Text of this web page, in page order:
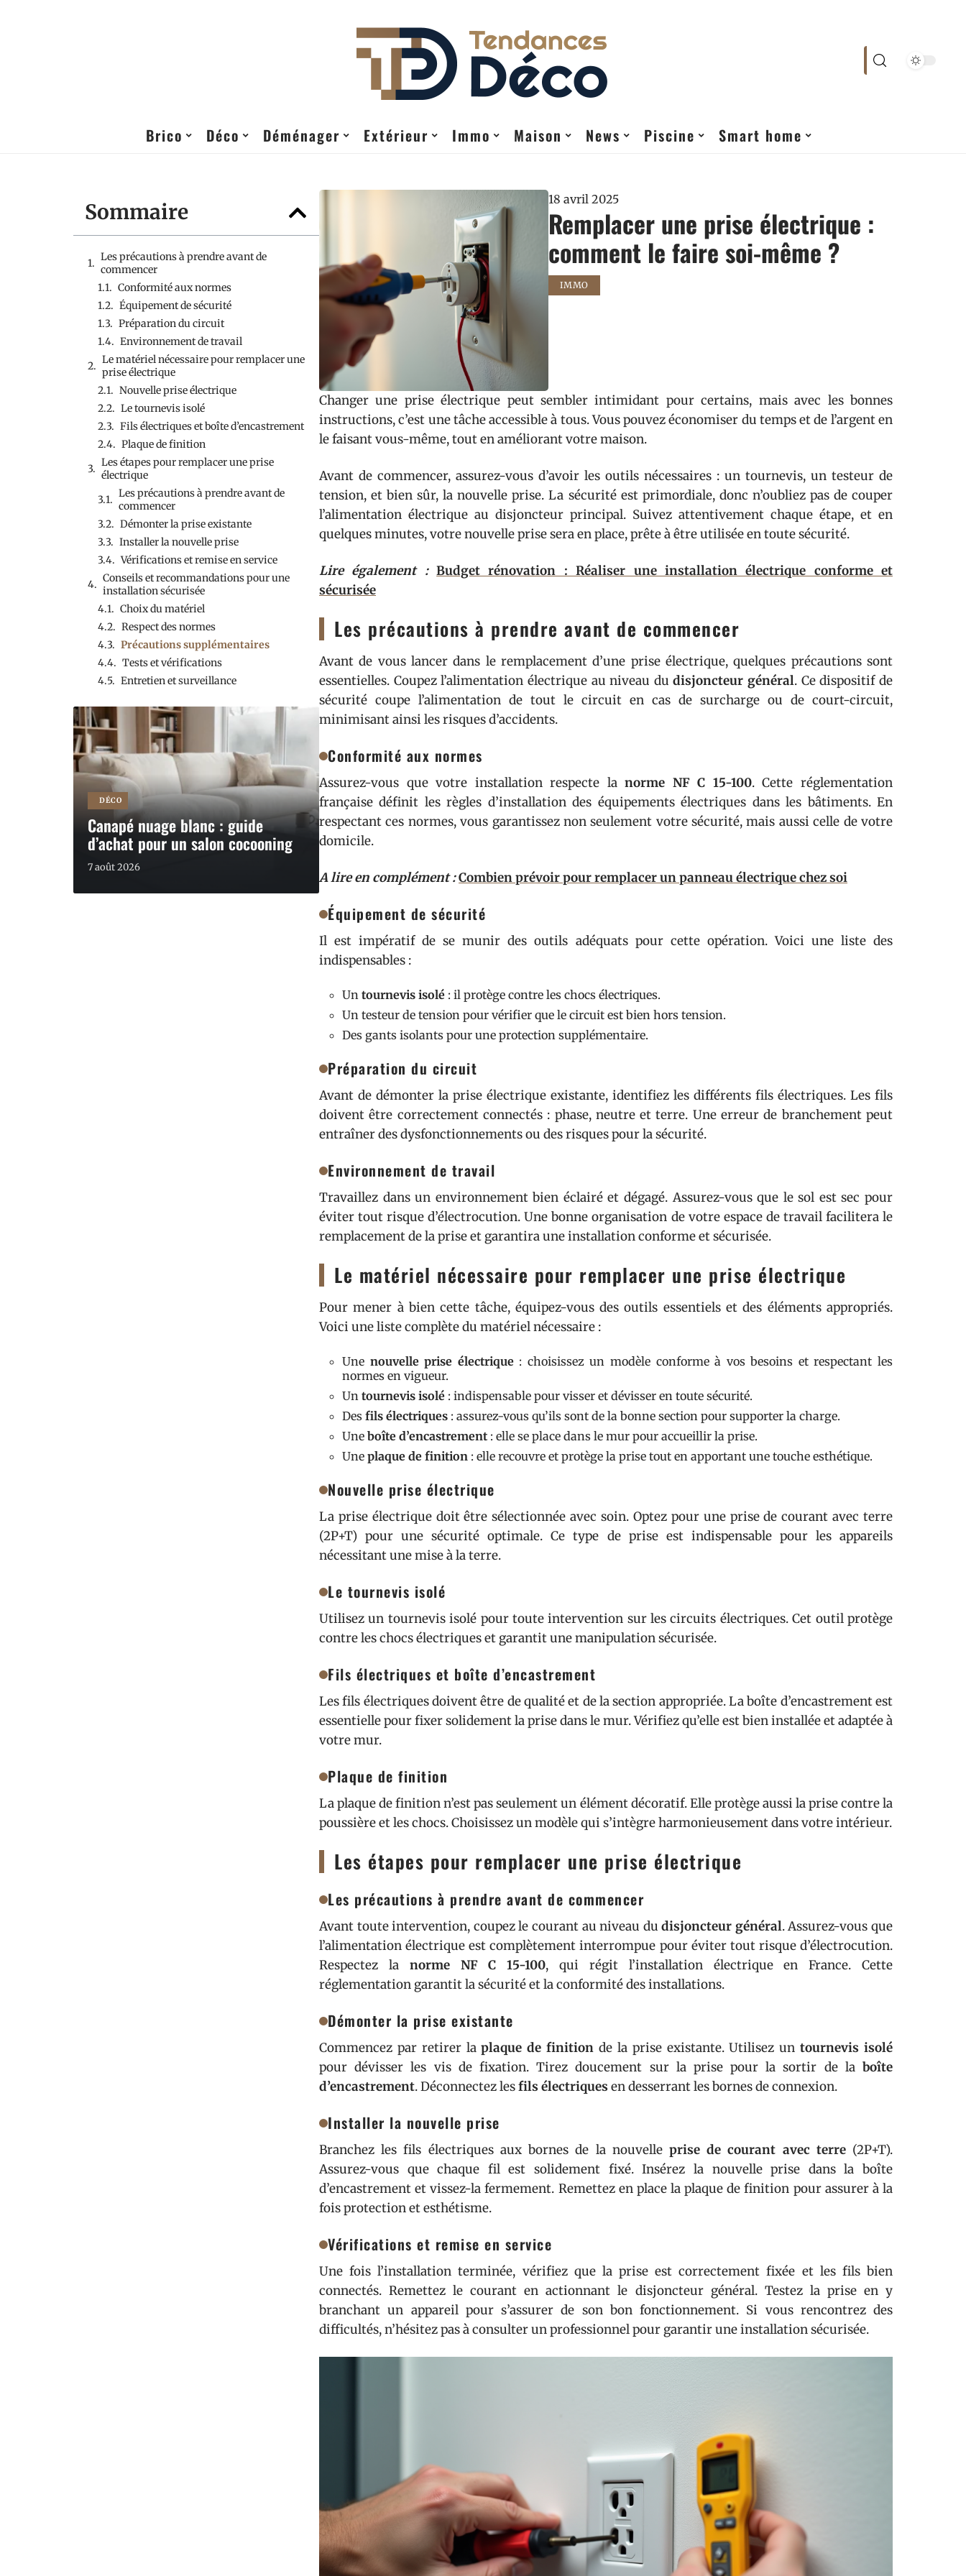
Brico Déco Déménager Extérieur Immo Maison News Piscine Smart home
Sommaire
Les précautions à prendre avant de
commencer
Conformité aux normes
Équipement de sécurité
Préparation du circuit
Environnement de travail
Le matériel nécessaire pour remplacer une
prise électrique
Nouvelle prise électrique
Le tournevis isolé
Fils électriques et boîte d’encastrement
Plaque de finition
Les étapes pour remplacer une prise
électrique
Les précautions à prendre avant de
commencer
Démonter la prise existante
Installer la nouvelle prise
Vérifications et remise en service
Conseils et recommandations pour une
installation sécurisée
Choix du matériel
Respect des normes
Précautions supplémentaires
Tests et vérifications
Entretien et surveillance
DÉCO
Canapé nuage blanc : guide
d’achat pour un salon cocooning
7 août 2026
18 avril 2025
Remplacer une prise électrique :
comment le faire soi-même ?
IMMO
Changer une prise électrique peut sembler intimidant pour certains, mais avec les bonnes
instructions, c’est une tâche accessible à tous. Vous pouvez économiser du temps et de l’argent en
le faisant vous-même, tout en améliorant votre maison.
Avant de commencer, assurez-vous d’avoir les outils nécessaires : un tournevis, un testeur de
tension, et bien sûr, la nouvelle prise. La sécurité est primordiale, donc n’oubliez pas de couper
l’alimentation électrique au disjoncteur principal. Suivez attentivement chaque étape, et en
quelques minutes, votre nouvelle prise sera en place, prête à être utilisée en toute sécurité.
Lire également : Budget rénovation : Réaliser une installation électrique conforme et
sécurisée
Les précautions à prendre avant de commencer
Avant de vous lancer dans le remplacement d’une prise électrique, quelques précautions sont
essentielles. Coupez l’alimentation électrique au niveau dudisjoncteur général. Ce dispositif de
sécurité coupe l’alimentation de tout le circuit en cas de surcharge ou de court-circuit,
minimisant ainsi les risques d’accidents.
Conformité aux normes
Assurez-vous que votre installation respecte lanorme NF C 15-100. Cette réglementation
française définit les règles d’installation des équipements électriques dans les bâtiments. En
respectant ces normes, vous garantissez non seulement votre sécurité, mais aussi celle de votre
domicile.
A lire en complément :Combien prévoir pour remplacer un panneau électrique chez soi
Équipement de sécurité
Il est impératif de se munir des outils adéquats pour cette opération. Voici une liste des
indispensables :
Un tournevis isolé : il protège contre les chocs électriques.
Un testeur de tension pour vérifier que le circuit est bien hors tension.
Des gants isolants pour une protection supplémentaire.
Préparation du circuit
Avant de démonter la prise électrique existante, identifiez les différents fils électriques. Les fils
doivent être correctement connectés : phase, neutre et terre. Une erreur de branchement peut
entraîner des dysfonctionnements ou des risques pour la sécurité.
Environnement de travail
Travaillez dans un environnement bien éclairé et dégagé. Assurez-vous que le sol est sec pour
éviter tout risque d’électrocution. Une bonne organisation de votre espace de travail facilitera le
remplacement de la prise et garantira une installation conforme et sécurisée.
Le matériel nécessaire pour remplacer une prise électrique
Pour mener à bien cette tâche, équipez-vous des outils essentiels et des éléments appropriés.
Voici une liste complète du matériel nécessaire :
Une nouvelle prise électrique: choisissez un modèle conforme à vos besoins et respectant les
normes en vigueur.
Un tournevis isolé : indispensable pour visser et dévisser en toute sécurité.
Des fils électriques : assurez-vous qu’ils sont de la bonne section pour supporter la charge.
Une boîte d’encastrement : elle se place dans le mur pour accueillir la prise.
Une plaque de finition : elle recouvre et protège la prise tout en apportant une touche esthétique.
Nouvelle prise électrique
La prise électrique doit être sélectionnée avec soin. Optez pour une prise de courant avec terre
(2P+T) pour une sécurité optimale. Ce type de prise est indispensable pour les appareils
nécessitant une mise à la terre.
Le tournevis isolé
Utilisez un tournevis isolé pour toute intervention sur les circuits électriques. Cet outil protège
contre les chocs électriques et garantit une manipulation sécurisée.
Fils électriques et boîte d’encastrement
Les fils électriques doivent être de qualité et de la section appropriée. La boîte d’encastrement est
essentielle pour fixer solidement la prise dans le mur. Vérifiez qu’elle est bien installée et adaptée à
votre mur.
Plaque de finition
La plaque de finition n’est pas seulement un élément décoratif. Elle protège aussi la prise contre la
poussière et les chocs. Choisissez un modèle qui s’intègre harmonieusement dans votre intérieur.
Les étapes pour remplacer une prise électrique
Les précautions à prendre avant de commencer
Avant toute intervention, coupez le courant au niveau dudisjoncteur général. Assurez-vous que
l’alimentation électrique est complètement interrompue pour éviter tout risque d’électrocution.
Respectez la norme NF C 15-100, qui régit l’installation électrique en France. Cette
réglementation garantit la sécurité et la conformité des installations.
Démonter la prise existante
Commencez par retirer laplaque de finition de la prise existante. Utilisez untournevis isolé
pour dévisser les vis de fixation. Tirez doucement sur la prise pour la sortir de la boîte
d’encastrement. Déconnectez lesfils électriques en desserrant les bornes de connexion.
Installer la nouvelle prise
Branchez les fils électriques aux bornes de la nouvelle prise de courant avec terre(2P+T).
Assurez-vous que chaque fil est solidement fixé. Insérez la nouvelle prise dans la boîte
d’encastrement et vissez-la fermement. Remettez en place la plaque de finition pour assurer à la
fois protection et esthétisme.
Vérifications et remise en service
Une fois l’installation terminée, vérifiez que la prise est correctement fixée et les fils bien
connectés. Remettez le courant en actionnant le disjoncteur général. Testez la prise en y
branchant un appareil pour s’assurer de son bon fonctionnement. Si vous rencontrez des
difficultés, n’hésitez pas à consulter un professionnel pour garantir une installation sécurisée.